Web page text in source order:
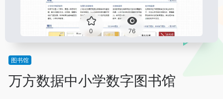
0 76
图书馆
万方数据中小学数字图书馆